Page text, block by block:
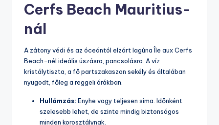
Cerfs Beach Mauritius-
nál
A zátony védi és az óceántól elzárt lagúna Île aux Cerfs
Beach-nél ideális úszásra, pancsolásra. A víz
kristálytiszta, a fő partszakaszon sekély és általában
nyugodt, főleg a reggeli órákban.
Hullámzás: Enyhe vagy teljesen sima. Időnként
szelesebb lehet, de szinte mindig biztonságos
minden korosztálynak.